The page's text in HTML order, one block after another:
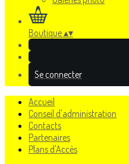
Boutique▴▾
Se connecter
Accueil
Conseil d'administration
Contacts
Partenaires
Plans d'Accès